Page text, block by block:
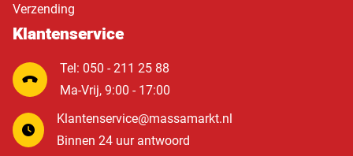
Verzending
Klantenservice
Tel: 050 - 211 25 88
Ma-Vrij, 9:00 - 17:00
Klantenservice@massamarkt.nl
Binnen 24 uur antwoord